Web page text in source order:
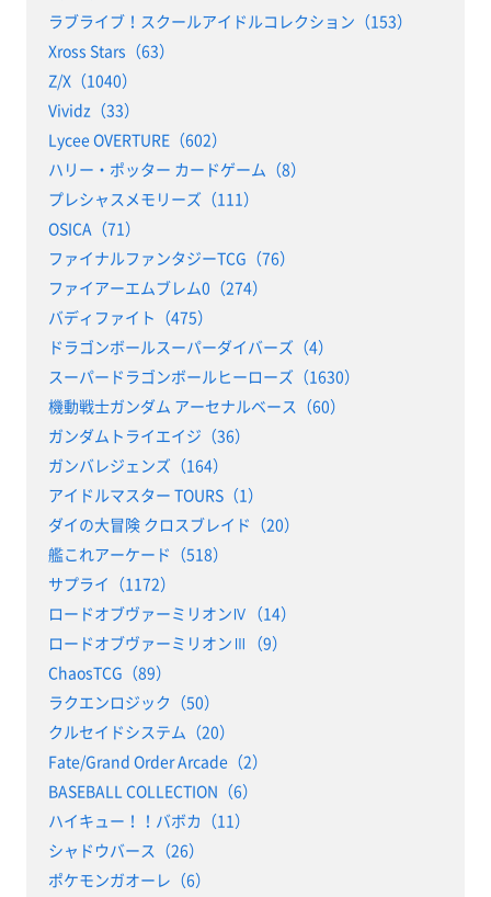
ラブライブ！スクールアイドルコレクション（153）
Xross Stars（63）
Z/X（1040）
Vividz（33）
Lycee OVERTURE（602）
ハリー・ポッター カードゲーム（8）
プレシャスメモリーズ（111）
OSICA（71）
ファイナルファンタジーTCG（76）
ファイアーエムブレム0（274）
バディファイト（475）
ドラゴンボールスーパーダイバーズ（4）
スーパードラゴンボールヒーローズ（1630）
機動戦士ガンダム アーセナルベース（60）
ガンダムトライエイジ（36）
ガンバレジェンズ（164）
アイドルマスター TOURS（1）
ダイの大冒険 クロスブレイド（20）
艦これアーケード（518）
サプライ（1172）
ロードオブヴァーミリオンⅣ（14）
ロードオブヴァーミリオンⅢ（9）
ChaosTCG（89）
ラクエンロジック（50）
クルセイドシステム（20）
Fate/Grand Order Arcade（2）
BASEBALL COLLECTION（6）
ハイキュー！！バボカ（11）
シャドウバース（26）
ポケモンガオーレ（6）